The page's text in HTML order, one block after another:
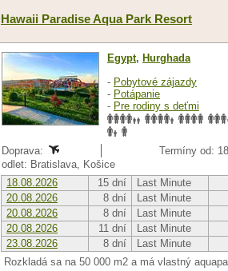
Hawaii Paradise Aqua Park Resort
Egypt, Hurghada
- Pobytové zájazdy
- Potápanie
- Pre rodiny s deťmi
Doprava:
Termíny od:
odlet: Bratislava, Košice
18.08.2026
15 dní Last Minute
20.08.2026
8 dní Last Minute
20.08.2026
8 dní Last Minute
20.08.2026
11 dní Last Minute
23.08.2026
8 dní Last Minute
Rozkladá sa na 50 000 m2 a má vlastný